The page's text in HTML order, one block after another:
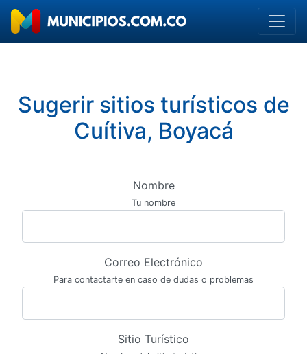
Sugerir sitios turísticos de
Cuítiva, Boyacá
Nombre
Tu nombre
Correo Electrónico
Para contactarte en caso de dudas o problemas
Sitio Turístico